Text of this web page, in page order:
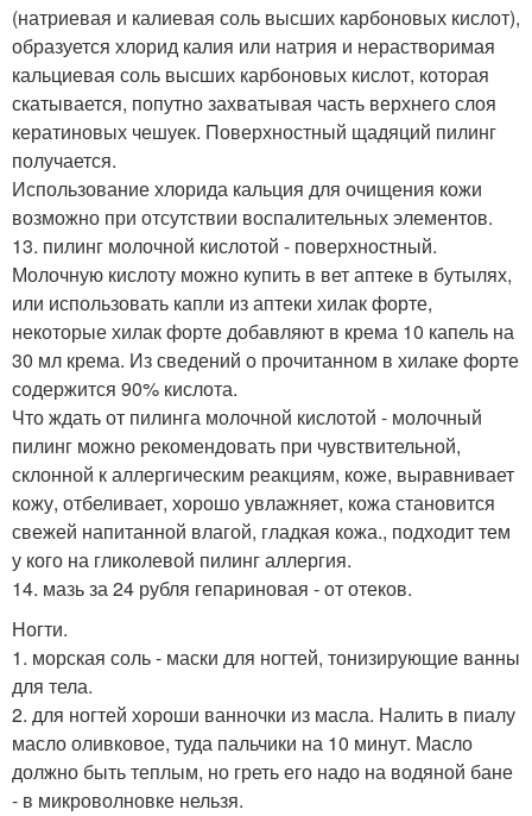
(натриевая и калиевая соль высших карбоновых кислот),
образуется хлорид калия или натрия и нерастворимая
кальциевая соль высших карбоновых кислот, которая
скатывается, попутно захватывая часть верхнего слоя
кератиновых чешуек. Поверхностный щадяций пилинг
получается.
Использование хлорида кальция для очищения кожи
возможно при отсутствии воспалительных элементов.
13. пилинг молочной кислотой - поверхностный.
Молочную кислоту можно купить в вет аптеке в бутылях,
или использовать капли из аптеки хилак форте,
некоторые хилак форте добавляют в крема 10 капель на
30 мл крема. Из сведений о прочитанном в хилаке форте
содержится 90% кислота.
Что ждать от пилинга молочной кислотой - молочный
пилинг можно рекомендовать при чувствительной,
склонной к аллергическим реакциям, коже, выравнивает
кожу, отбеливает, хорошо увлажняет, кожа становится
свежей напитанной влагой, гладкая кожа., подходит тем
у кого на гликолевой пилинг аллергия.
14. мазь за 24 рубля гепариновая - от отеков.
Ногти.
1. морская соль - маски для ногтей, тонизирующие ванны
для тела.
2. для ногтей хороши ванночки из масла. Налить в пиалу
масло оливковое, туда пальчики на 10 минут. Масло
должно быть теплым, но греть его надо на водяной бане
- в микроволновке нельзя.